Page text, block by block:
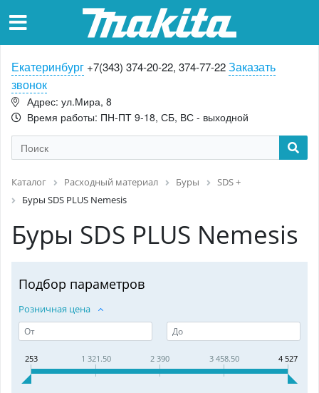
Екатеринбург +7(343) 374-20-22, 374-77-22Заказать
звонок
Адрес: ул.Мира, 8
Время работы: ПН-ПТ 9-18, СБ, ВС - выходной
Каталог Расходный материал Буры
SDS +
Буры SDS PLUS Nemesis
Буры SDS PLUS Nemesis
Подбор параметров
Розничная цена
253 1 321.50 2 390 3 458.50 4 527